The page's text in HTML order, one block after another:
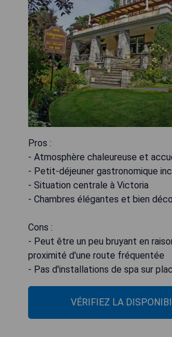
Pros :
- Atmosphère chaleureuse et
- Petit-déjeuner gastronomique
- Situation centrale à Victoria
- Chambres élégantes et bien
Cons :
- Peut être un peu bruyant en
proximité d'une route fréquentée
- Pas d'installations de spa sur
VÉRIFIEZ LA